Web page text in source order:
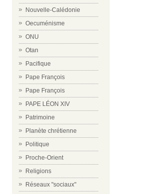
Nouvelle-Calédonie
Oecuménisme
ONU
Otan
Pacifique
Pape François
Pape François
PAPE LÉON XIV
Patrimoine
Planète chrétienne
Politique
Proche-Orient
Religions
Réseaux "sociaux"